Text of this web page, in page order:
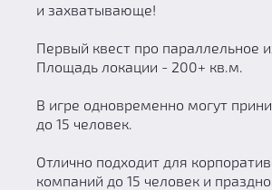
и захватывающе!
Первый квест про параллельное
Площадь локации - 200+ кв.м.
В игре одновременно могут
до 15 человек.
Отлично подходит для
компаний до 15 человек и